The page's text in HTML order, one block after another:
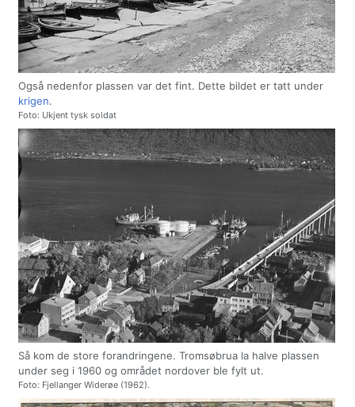
Også nedenfor plassen var det fint. Dette bildet er tatt under
krigen.
Foto: Ukjent tysk soldat
Så kom de store forandringene. Tromsøbrua la halve plassen
under seg i 1960 og området nordover ble fylt ut.
Foto: Fjellanger Widerøe (1962).